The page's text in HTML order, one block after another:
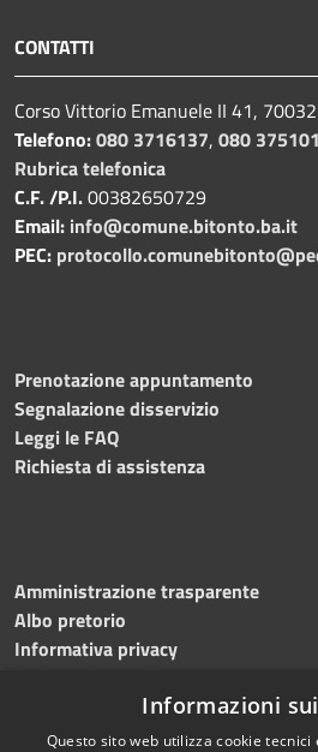
CONTATTI
Corso Vittorio Emanuele II 41,
Telefono:080 3716137, 080
Rubrica telefonica
C.F. /P.I.00382650729
Email: info@comune.bitonto.ba.it
PEC:
Prenotazione appuntamento
Segnalazione disservizio
Leggi le FAQ
Richiesta di assistenza
Amministrazione trasparente
Albo pretorio
Informativa privacy
Dichiarazione di accessibilità
Informazioni
Questo sito web utilizza cookie